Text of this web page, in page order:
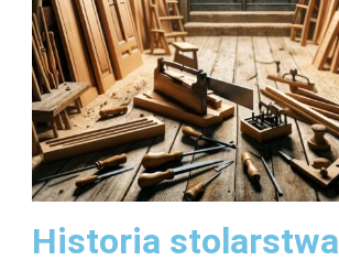
Historia stolarstwa